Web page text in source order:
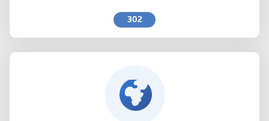
302